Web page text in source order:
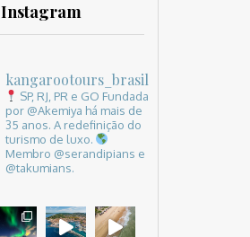
Instagram
kangarootours_brasil
SP, RJ, PR e GO Fundada
por @Akemiya há mais de
35 anos. A redefinição do
turismo de luxo.
Membro @serandipians e
@takumians.